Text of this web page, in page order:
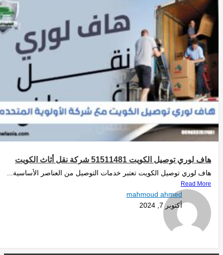
هاف لوري توصيل الكويت 51511481 شركة نقل أثاث الكويت
هاف لوري توصيل الكويت تعتبر خدمات التوصيل من العناصر الأساسية...
Read More
mahmoud ahmed
أكتوبر 7, 2024